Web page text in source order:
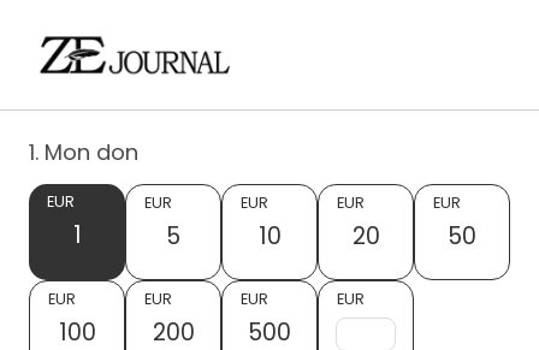
1. Mon don
EUR
1
EUR
5
EUR
10
EUR
20
EUR
50
EUR
100
EUR
200
EUR
500
EUR